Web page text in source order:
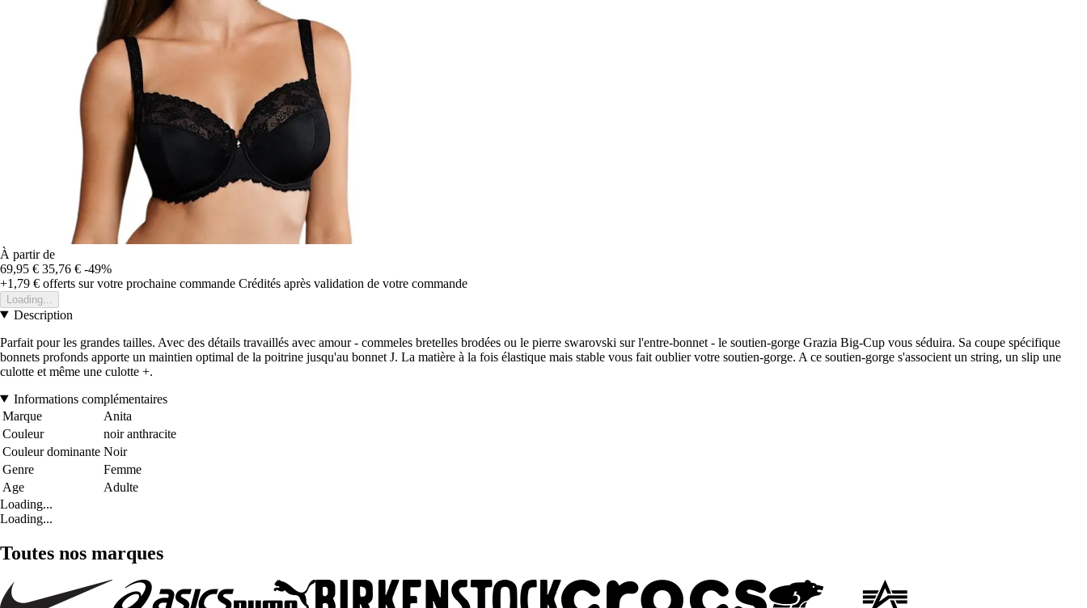
À partir de
69,95 € 35,76 € -49%
+1,79 € offerts sur votre prochaine commande Crédités après validation de votre commande
Loading...
Description
Parfait pour les grandes tailles. Avec des détails travaillés avec amour - commeles bretelles brodées ou le pierre swarovski sur l'entre-bonnet - le soutien-gorge Grazia Big-Cup vous séduira. Sa coupe spécifique
bonnets profonds apporte un maintien optimal de la poitrine jusqu'au bonnet J. La matière à la fois élastique mais stable vous fait oublier votre soutien-gorge. A ce soutien-gorge s'associent un string, un slip une
culotte et même une culotte +.
Informations complémentaires
Marque
Anita
Couleur
noir anthracite
Couleur dominante Noir
Genre
Femme
Age
Adulte
Loading...
Loading...
Toutes nos marques